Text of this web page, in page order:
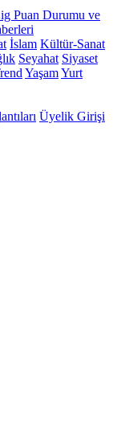
Puan Durumu ve
İslam Kültür-Sanat
Seyahat Siyaset
YaşamYurt
Üyelik Girişi